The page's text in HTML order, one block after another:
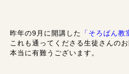
昨年の9月に開講した 「そろばん教
これも通ってくださる生徒さんのお
本当に有難うございます。